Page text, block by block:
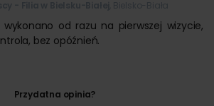
wykonano od razu na pierwszej wizycie,
bez opóźnień.
Przydatna opinia?